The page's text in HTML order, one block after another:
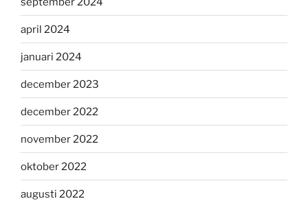
april 2024
januari 2024
december 2023
december 2022
november 2022
oktober 2022
augusti 2022